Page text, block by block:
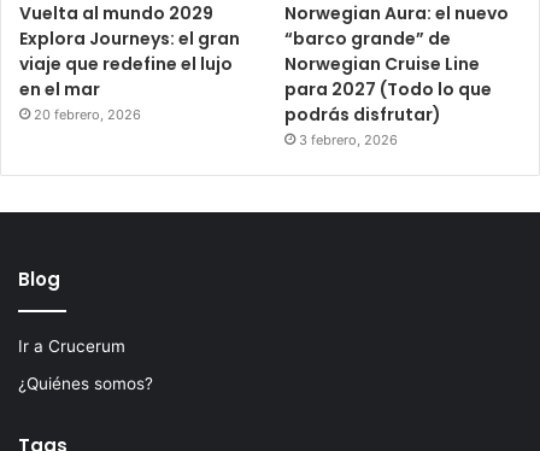
Vuelta al mundo 2029
Explora Journeys: el gran
viaje que redefine el lujo
en el mar
20 febrero, 2026
Norwegian Aura: el nuevo
“barco grande” de
Norwegian Cruise Line
para 2027 (Todo lo que
podrás disfrutar)
3 febrero, 2026
Blog
Ir a Crucerum
¿Quiénes somos?
Tags